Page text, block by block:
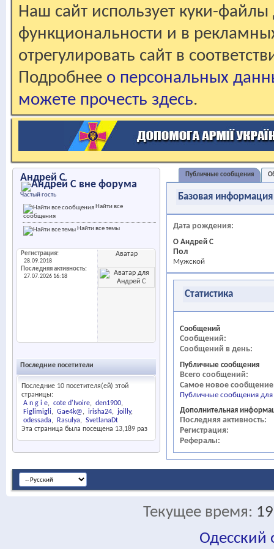
Наш сайт использует куки-файлы
функциональности и в
отрегулировать сайт в
Подробнее о персональных
можете прочесть здесь.
Андрей С
Частый гость
Найти все
сообщения
Найти все темы
Регистрация
28.09.2018
Последняя активность
27.07.2026 16:18
Аватар
Последние посетители
Последние 10 посетителя(ей) этой
страницы:
A n g i e
cote d'Ivoire
den1900
Figlimigli
Gae4k@ irisha24
joilly
odessada
Rasulya
SvetlanaDt
Эта страница была посещена 13,189 раз
Публичные сообщения
Базовая информация
Дата рождения
О Андрей С
Пол
Мужской
Статистика
Сообщений
Сообщений
Сообщений в день
Публичные сообщения
Всего сообщений
Самое новое сообщение
Публичные сообщения
Дополнительная
Последняя активность
Регистрация
Рефералы
Текущее время:
Одесский